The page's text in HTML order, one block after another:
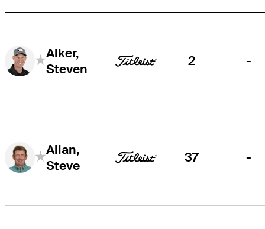
Alker,
Steven
2 -
Allan,
Steve
37 -